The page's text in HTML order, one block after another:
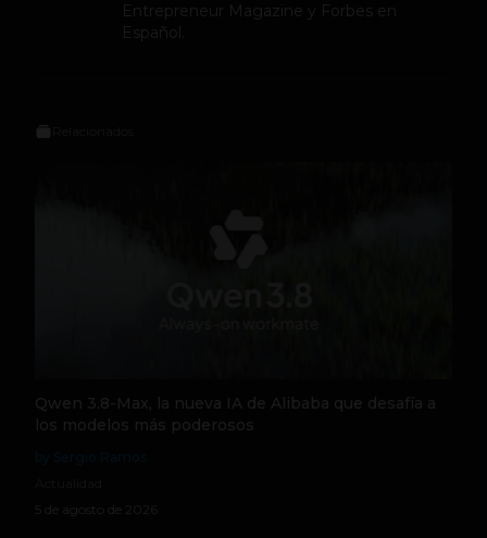
Entrepreneur Magazine y Forbes en
Español.
Qwen 3.8-Max, la nueva IA de Alibaba que desafía a
los modelos más poderosos
5 de agosto de 2026